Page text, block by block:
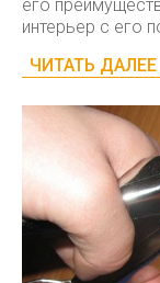
его
интерьер с его
ЧИТАТЬ ДАЛЕЕ